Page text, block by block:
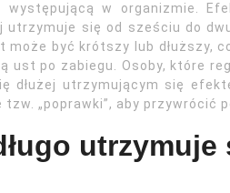
występującą w organizmie.
utrzymuje się od sześciu do
może być krótszy lub dłuższy,
ust po zabiegu. Osoby, które
dłużej utrzymującym się
tzw. „poprawki”, aby przywrócić